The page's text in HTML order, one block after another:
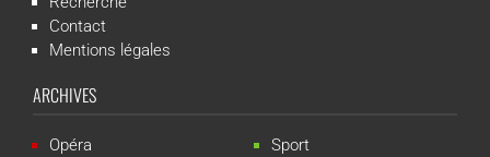
Contact
Mentions légales
ARCHIVES
Opéra
Sport